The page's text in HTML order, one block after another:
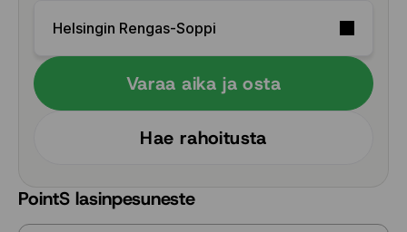
Helsingin Rengas-Soppi
Varaa aika ja osta
Hae rahoitusta
PointS lasinpesuneste